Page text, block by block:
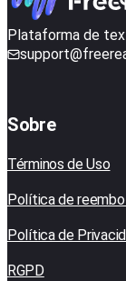
Plataforma de
Sobre
Términos de Uso
Política de
Política de
RGPD